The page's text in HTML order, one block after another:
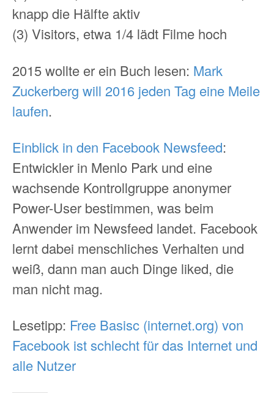
knapp die Hälfte aktiv
(3) Visitors, etwa 1/4 lädt Filme hoch
2015 wollte er ein Buch lesen: Mark
Zuckerberg will 2016 jeden Tag eine Meile
laufen.
Einblick in den Facebook Newsfeed:
Entwickler in Menlo Park und eine
wachsende Kontrollgruppe anonymer
Power-User bestimmen, was beim
Anwender im Newsfeed landet. Facebook
lernt dabei menschliches Verhalten und
weiß, dann man auch Dinge liked, die
man nicht mag.
Lesetipp: Free Basisc (internet.org) von
Facebook ist schlecht für das Internet und
alle Nutzer